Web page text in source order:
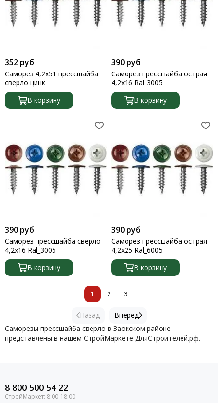
352 руб
Саморез 4,2х51 прессшайба
сверло цинк
В корзину
390 руб
Саморез прессшайба острая
4,2х16 Ral_3005
В корзину
390 руб
Саморез прессшайба сверло
4,2х16 Ral_3005
В корзину
390 руб
Саморез прессшайба острая
4,2х25 Ral_6005
В корзину
Назад
1 2 3
Вперед
Саморезы прессшайба сверло в Заокском районе
представлены в нашем СтройМаркете ДляСтроителей.рф.
8 800 500 54 22